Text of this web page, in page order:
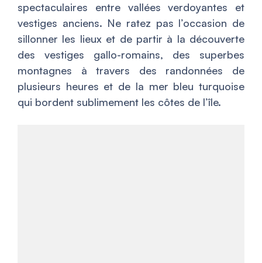
spectaculaires entre vallées verdoyantes et
vestiges anciens. Ne ratez pas l’occasion de
sillonner les lieux et de partir à la découverte
des vestiges gallo-romains, des superbes
montagnes à travers des randonnées de
plusieurs heures et de la mer bleu turquoise
qui bordent sublimement les côtes de l’île.